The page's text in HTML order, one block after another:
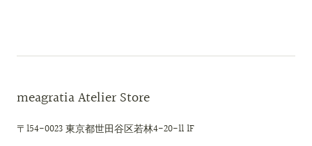
meagratia Atelier Store
〒154-0023 東京都世田谷区若林4-20-11 1F